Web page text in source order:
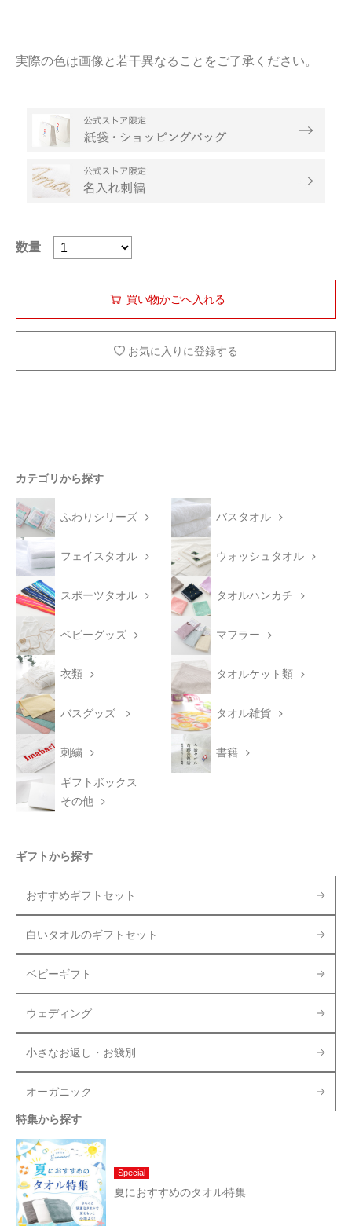
実際の色は画像と若干異なることをご了承ください。
数量
お気に入りに登録する
カテゴリから探す
ふわりシリーズ バスタオル
フェイスタオル ウォッシュタオル
スポーツタオル タオルハンカチ
ベビーグッズ マフラー
衣類 タオルケット類
バスグッズ タオル雑貨
刺繍 書籍
ギフトボックス
その他
ギフトから探す
おすすめギフトセット
白いタオルのギフトセット
ベビーギフト
ウェディング
小さなお返し・お餞別
オーガニック
特集から探す
Special
夏におすすめのタオル特集